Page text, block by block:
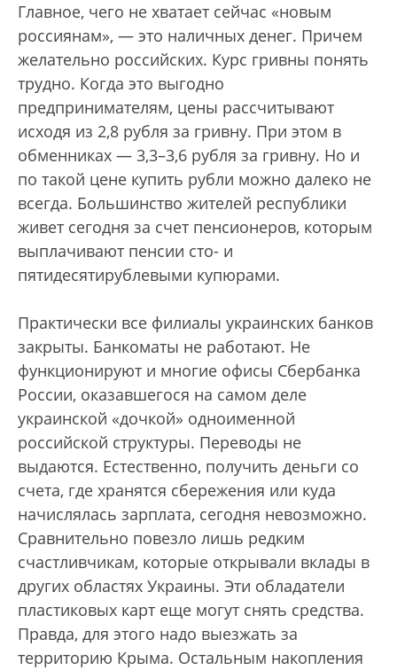
Главное, чего не хватает сейчас «новым
россиянам», — это наличных денег. Причем
желательно российских. Курс гривны понять
трудно. Когда это выгодно
предпринимателям, цены рассчитывают
исходя из 2,8 рубля за гривну. При этом в
обменниках — 3,3–3,6 рубля за гривну. Но и
по такой цене купить рубли можно далеко не
всегда. Большинство жителей республики
живет сегодня за счет пенсионеров, которым
выплачивают пенсии сто- и
пятидесятирублевыми купюрами.
Практически все филиалы украинских банков
закрыты. Банкоматы не работают. Не
функционируют и многие офисы Сбербанка
России, оказавшегося на самом деле
украинской «дочкой» одноименной
российской структуры. Переводы не
выдаются. Естественно, получить деньги со
счета, где хранятся сбережения или куда
начислялась зарплата, сегодня невозможно.
Сравнительно повезло лишь редким
счастливчикам, которые открывали вклады в
других областях Украины. Эти обладатели
пластиковых карт еще могут снять средства.
Правда, для этого надо выезжать за
территорию Крыма. Остальным накопления